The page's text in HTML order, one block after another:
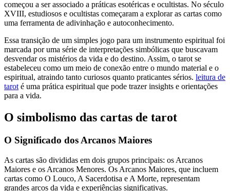
começou a ser associado a práticas esotéricas e ocultistas. No século
XVIII, estudiosos e ocultistas começaram a explorar as cartas como
uma ferramenta de adivinhação e autoconhecimento.
Essa transição de um simples jogo para um instrumento espiritual foi
marcada por uma série de interpretações simbólicas que buscavam
desvendar os mistérios da vida e do destino. Assim, o tarot se
estabeleceu como um meio de conexão entre o mundo material e o
espiritual, atraindo tanto curiosos quanto praticantes sérios. leitura de
tarot é uma prática espiritual que pode trazer insights e orientações
para a vida.
O simbolismo das cartas de tarot
O Significado dos Arcanos Maiores
As cartas são divididas em dois grupos principais: os Arcanos
Maiores e os Arcanos Menores. Os Arcanos Maiores, que incluem
cartas como O Louco, A Sacerdotisa e A Morte, representam
grandes arcos da vida e experiências significativas.